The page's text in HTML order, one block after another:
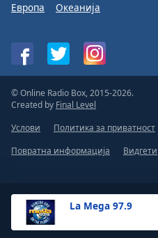
La Mega 97.9
Европа
Океанија
© Online Radio Box, 2015-2026.
Created by Final Level
Услови
Политика за приватност
Повратна информација
Видгети